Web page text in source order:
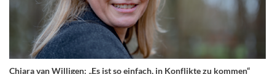
Chiara van Willigen: „Es ist so einfach, in Konflikte zu kommen“